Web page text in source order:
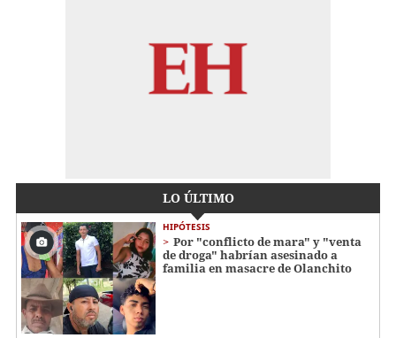
LO ÚLTIMO
HIPÓTESIS
Por "conflicto de mara" y "venta
de droga" habrían asesinado a
familia en masacre de Olanchito